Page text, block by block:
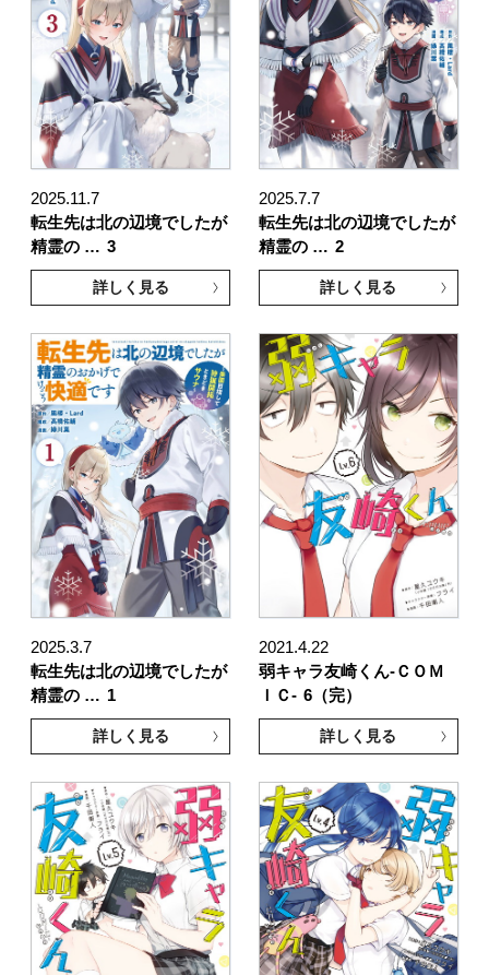
2025.11.7
転生先は北の辺境でしたが
精霊の … 3
詳しく見る
2025.7.7
転生先は北の辺境でしたが
精霊の … 2
詳しく見る
2025.3.7
転生先は北の辺境でしたが
精霊の … 1
詳しく見る
2021.4.22
弱キャラ友崎くん-ＣＯＭ
ＩＣ- 6（完）
詳しく見る